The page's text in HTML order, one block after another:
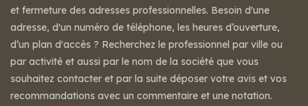
et fermeture des adresses professionnelles. Besoin d'une
adresse, d'un numéro de téléphone, les heures d’ouverture,
d’un plan d'accès ? Recherchez le professionnel par ville ou
par activité et aussi par le nom de la société que vous
souhaitez contacter et par la suite déposer votre avis et vos
recommandations avec un commentaire et une notation.